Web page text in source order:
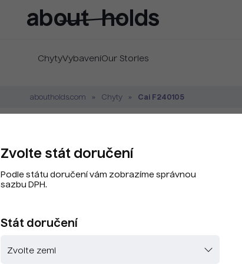
ChytyVybaveníOur Stories
aboutholds.com Chyty Cai F240105
Kód produktu:
CAY8052-G8
Zvolte stát doručení
Podle státu doručení vám zobrazíme správnou
sazbu DPH.
Stát doručení